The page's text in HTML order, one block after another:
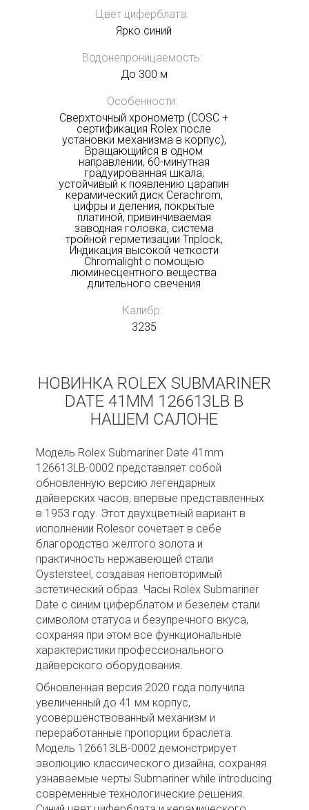
Цвет циферблата:
Ярко синий
Водонепроницаемость:
До 300 м
Особенности:
Сверхточный хронометр (COSC +
сертификация Rolex после
установки механизма в корпус),
Вращающийся в одном
направлении, 60-минутная
градуированная шкала,
устойчивый к появлению царапин
керамический диск Cerachrom,
цифры и деления, покрытые
платиной, привинчиваемая
заводная головка, система
тройной герметизации Triplock,
Индикация высокой четкости
Chromalight с помощью
люминесцентного вещества
длительного свечения
Калибр:
3235
НОВИНКА ROLEX SUBMARINER
DATE 41ММ 126613LB В
НАШЕМ САЛОНЕ
Модель Rolex Submariner Date 41mm
126613LB-0002 представляет собой
обновленную версию легендарных
дайверских часов, впервые представленных
в 1953 году. Этот двухцветный вариант в
исполнении Rolesor сочетает в себе
благородство желтого золота и
практичность нержавеющей стали
Oystersteel, создавая неповторимый
эстетический образ. Часы Rolex Submariner
Date с синим циферблатом и безелем стали
символом статуса и безупречного вкуса,
сохраняя при этом все функциональные
характеристики профессионального
дайверского оборудования.
Обновленная версия 2020 года получила
увеличенный до 41 мм корпус,
усовершенствованный механизм и
переработанные пропорции браслета.
Модель 126613LB-0002 демонстрирует
эволюцию классического дизайна, сохраняя
узнаваемые черты Submariner while introducing
современные технологические решения.